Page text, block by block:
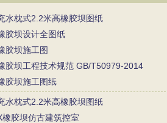
水枕式2.2米高橡胶坝图纸
胶坝设计全图纸
胶坝施工图
胶坝工程技术规范 GB/T50979-2014
胶坝施工图纸
水枕式2.2米高橡胶坝图纸
橡胶坝仿古建筑控室